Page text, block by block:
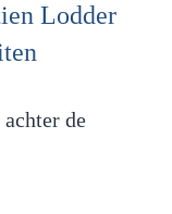
Lodder
de